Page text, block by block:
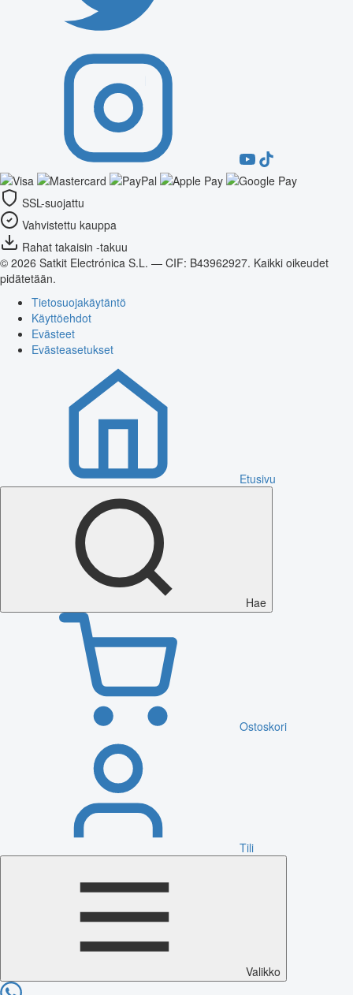
SSL-suojattu
Vahvistettu kauppa
Rahat takaisin -takuu
© 2026 Satkit Electrónica S.L. — CIF: B43962927. Kaikki oikeudet
pidätetään.
Tietosuojakäytäntö
Käyttöehdot
Evästeet
Evästeasetukset
Etusivu
Hae
Ostoskori
Tili
Valikko